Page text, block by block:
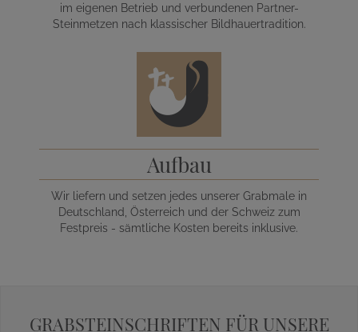
im eigenen Betrieb und verbundenen Partner-
Steinmetzen nach klassischer Bildhauertradition.
Aufbau
Wir liefern und setzen jedes unserer Grabmale in
Deutschland, Österreich und der Schweiz zum
Festpreis - sämtliche Kosten bereits inklusive.
GRABSTEINSCHRIFTEN FÜR UNSERE